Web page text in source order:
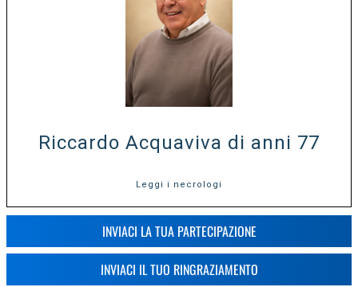
Riccardo Acquaviva di anni 77
Leggi i necrologi
INVIACI LA TUA PARTECIPAZIONE
INVIACI IL TUO RINGRAZIAMENTO